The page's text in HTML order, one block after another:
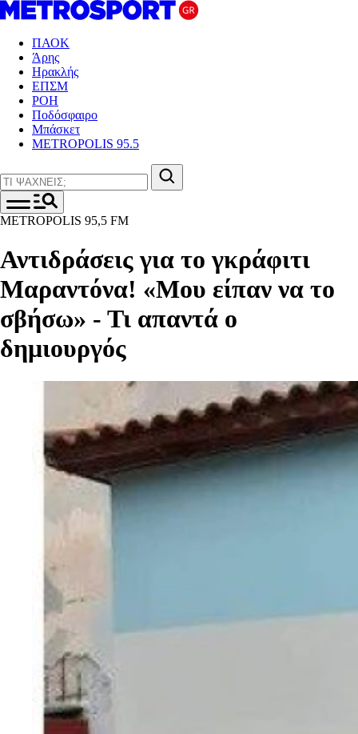
ΠΑΟΚ
Άρης
Ηρακλής
ΕΠΣΜ
ΡΟΗ
Ποδόσφαιρο
Μπάσκετ
METROPOLIS 95.5
METROPOLIS 95,5 FM
Αντιδράσεις για το γκράφιτι
Μαραντόνα! «Μου είπαν να το
σβήσω» - Τι απαντά ο
δημιουργός